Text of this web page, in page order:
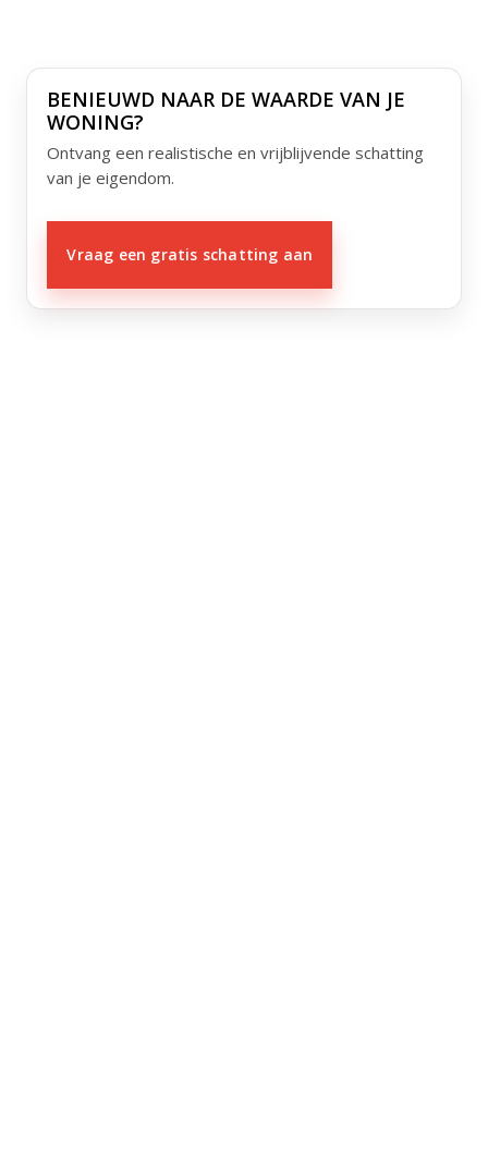
BENIEUWD NAAR DE WAARDE VAN JE
WONING?
Ontvang een realistische en vrijblijvende schatting
van je eigendom.
Vraag een gratis schatting aan